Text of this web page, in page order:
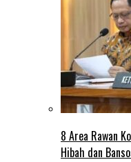
8 Area Rawan
Hibah dan